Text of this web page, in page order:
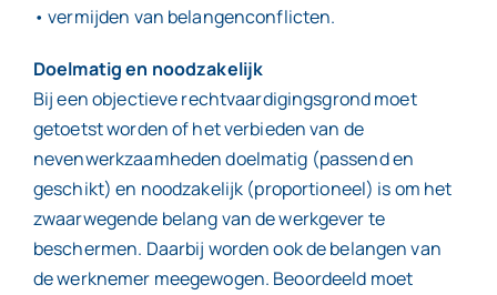
• vermijden van belangenconflicten.
Doelmatig en noodzakelijk
Bij een objectieve rechtvaardigingsgrond moet
getoetst worden of het verbieden van de
nevenwerkzaamheden doelmatig (passend en
geschikt) en noodzakelijk (proportioneel) is om het
zwaarwegende belang van de werkgever te
beschermen. Daarbij worden ook de belangen van
de werknemer meegewogen. Beoordeeld moet